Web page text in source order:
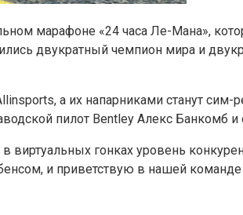
марафоне «24 часа Ле-Мана»,
двукратный чемпион мира и
а их напарниками станут
пилот Bentley Алекс
виртуальных гонках уровень
и приветствую в нашей